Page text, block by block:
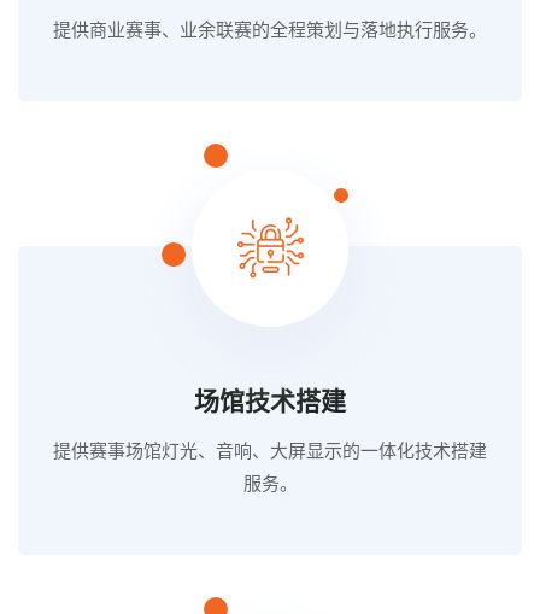
提供商业赛事、业余联赛的全程策划与落地执行服务。
场馆技术搭建
提供赛事场馆灯光、音响、大屏显示的一体化技术搭建
服务。